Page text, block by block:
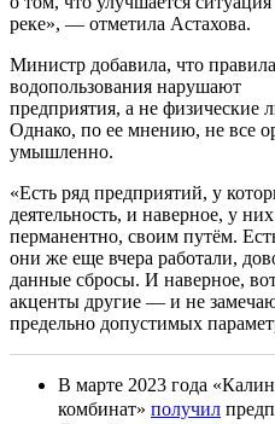
реке», — отметила Астахова.
Министр добавила, что правила
водопользования нарушают
предприятия, а не физические
Однако, по ее мнению, не все
умышленно.
«Есть ряд предприятий, у
деятельность, и наверное, у
перманентно, своим путём.
они же еще вчера работали,
данные сбросы. И наверное,
акценты другие — и не
предельно допустимых
В марте 2023 года
комбинат» получил